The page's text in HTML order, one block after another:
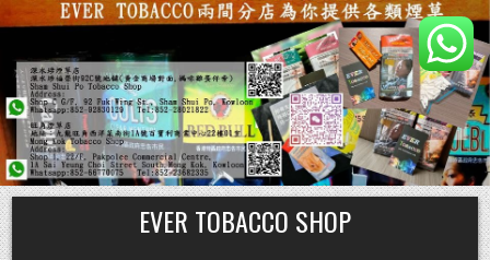
Skip
to
content
EVER TOBACCO SHOP